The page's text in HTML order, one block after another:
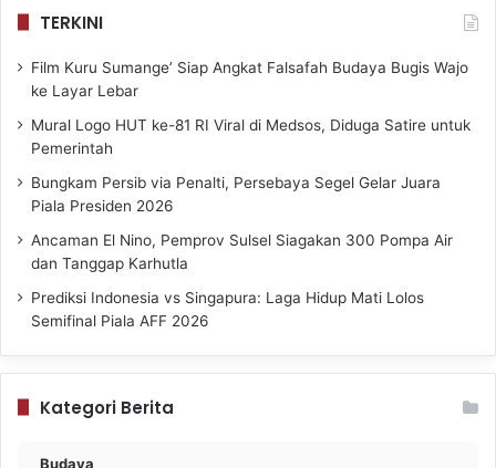
TERKINI
Film Kuru Sumange’ Siap Angkat Falsafah Budaya Bugis Wajo
ke Layar Lebar
Mural Logo HUT ke-81 RI Viral di Medsos, Diduga Satire untuk
Pemerintah
Bungkam Persib via Penalti, Persebaya Segel Gelar Juara
Piala Presiden 2026
Ancaman El Nino, Pemprov Sulsel Siagakan 300 Pompa Air
dan Tanggap Karhutla
Prediksi Indonesia vs Singapura: Laga Hidup Mati Lolos
Semifinal Piala AFF 2026
Kategori Berita
Budaya